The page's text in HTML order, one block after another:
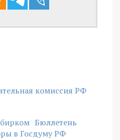
комиссия РФ
Бюллетень
в Госдуму РФ